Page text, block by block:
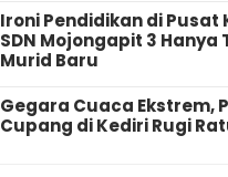
Ironi Pendidikan di Pusat
SDN Mojongapit 3 Hanya
Murid Baru
‎Gegara Cuaca Ekstrem,
Cupang di Kediri Rugi